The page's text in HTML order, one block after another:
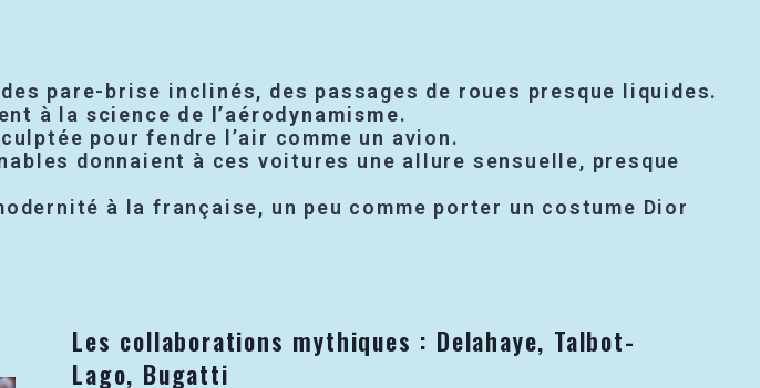
pare-brise inclinés, des passages de roues presque liquides.
à la science de l’aérodynamisme.
pour fendre l’air comme un avion.
donnaient à ces voitures une allure sensuelle, presque
à la française, un peu comme porter un costume Dior
Les collaborations mythiques : Delahaye, Talbot-
Lago, Bugatti